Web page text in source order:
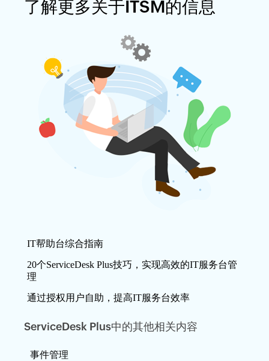
了解更多关于ITSM的信息
IT帮助台综合指南
20个ServiceDesk Plus技巧，实现高效的IT服务台管
理
通过授权用户自助，提高IT服务台效率
ServiceDesk Plus中的其他相关内容
事件管理